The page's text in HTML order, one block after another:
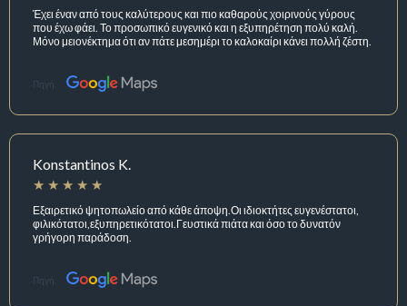
Έχει έναν από τους καλύτερους και πιο καθαρούς χοιρινούς γύρους
που έχω φάει. Το προσωπικό ευγενικό και η εξυπηρέτηση πολύ καλή.
Μόνο μειονέκτημα ότι αν πάτε μεσημέρι το καλοκαίρι κάνει πολλή ζέστη.
Πηγή:
Konstantinos K.
Εξαιρετικό ψητοπωλείο από κάθε άποψη.Οι ιδιοκτήτες ευγενέστατοι,
φιλικότατοι,εξυπηρετικότατοι.Γευστικά πιάτα και όσο το δυνατόν
γρήγορη παράδοση.
Πηγή: